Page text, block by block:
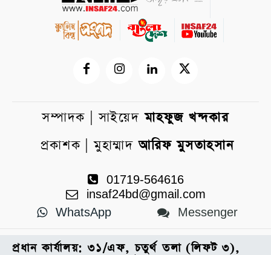
সম্পাদক | সাইয়েদমাহফুজ খন্দকার
প্রকাশক | মুহাম্মাদআরিফ মুসতাহসান
01719-564616
insaf24bd@gmail.com
WhatsApp
Messenger
প্রধান কার্যালয়: ৩১/এফ, চতুর্থ তলা (লিফট ৩),